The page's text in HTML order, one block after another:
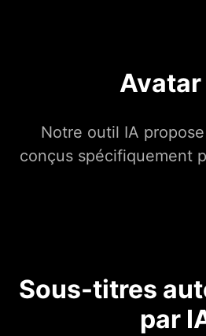
Avatar
Notre outil IA
conçus spécifiquement
Sous-titres
par